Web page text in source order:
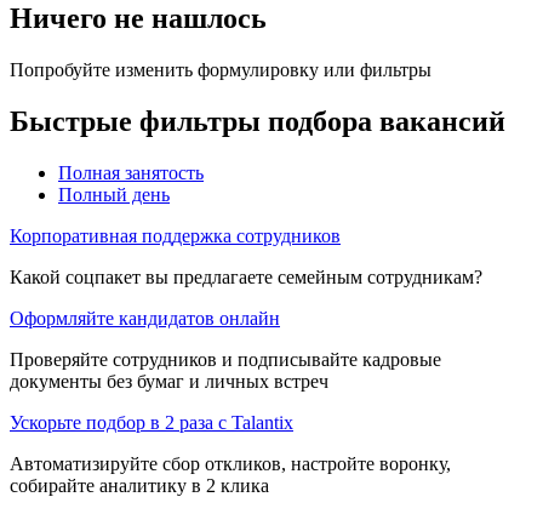
Ничего не нашлось
Попробуйте изменить формулировку или фильтры
Быстрые фильтры подбора вакансий
Полная занятость
Полный день
Корпоративная поддержка сотрудников
Какой соцпакет вы предлагаете семейным сотрудникам?
Оформляйте кандидатов онлайн
Проверяйте сотрудников и подписывайте кадровые
документы без бумаг и личных встреч
Ускорьте подбор в 2 раза с Talantix
Автоматизируйте сбор откликов, настройте воронку,
собирайте аналитику в 2 клика